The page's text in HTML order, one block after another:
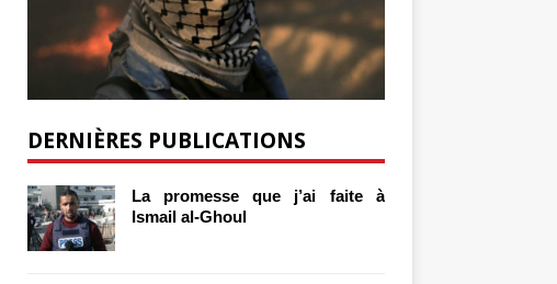
DERNIÈRES PUBLICATIONS
La promesse que j’ai faite à
Ismail al-Ghoul